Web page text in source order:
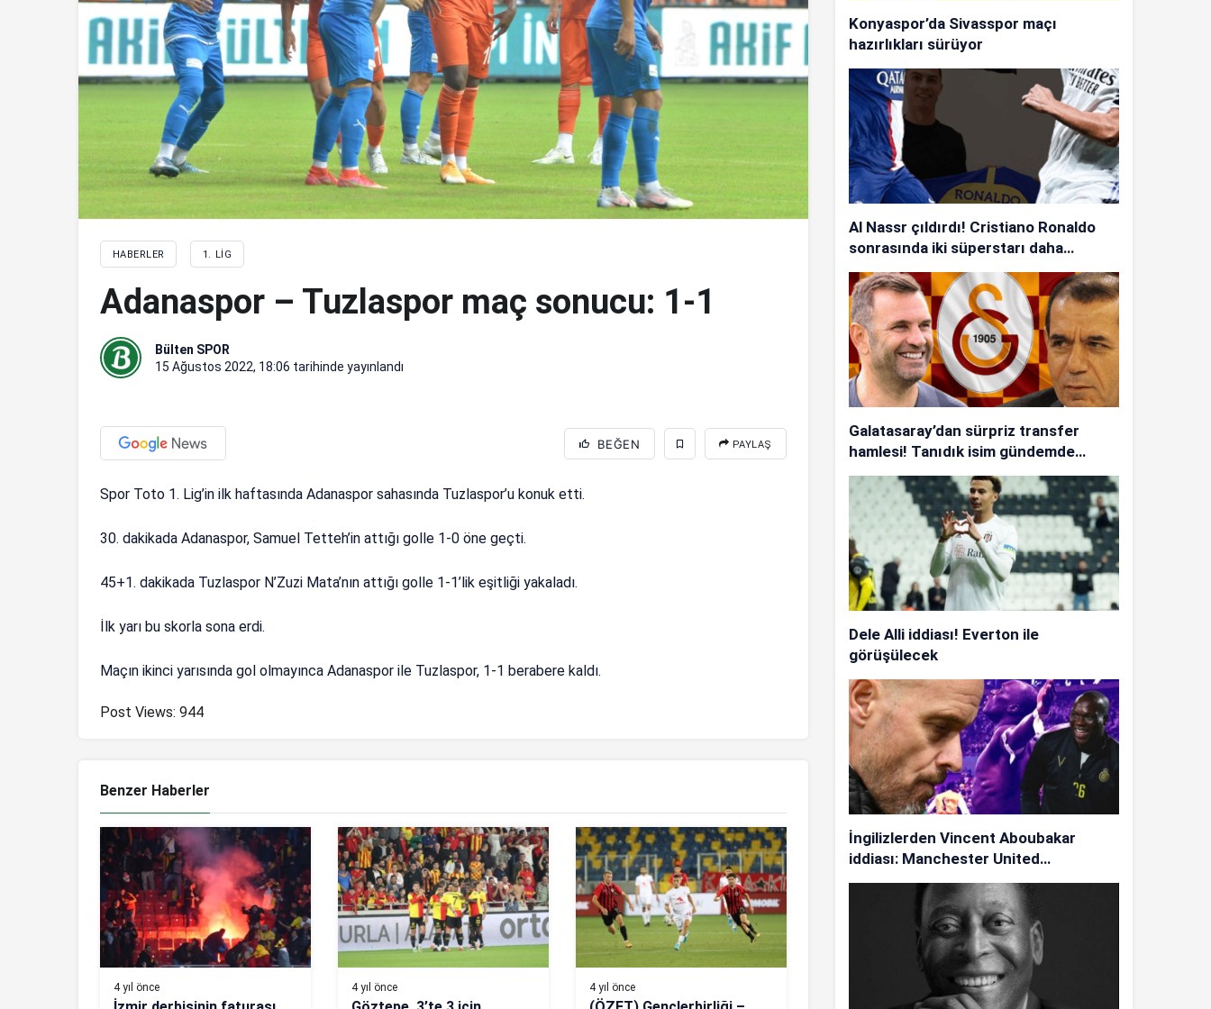
HABERLER 1. LIG
Adanaspor – Tuzlaspor maç sonucu: 1-1
Bülten SPOR
15 Ağustos 2022, 18:06 tarihinde yayınlandı
BEĞEN PAYLAŞ
Spor Toto 1. Lig’in ilk haftasında Adanaspor sahasında Tuzlaspor’u konuk etti.
30. dakikada Adanaspor, Samuel Tetteh’in attığı golle 1-0 öne geçti.
45+1. dakikada Tuzlaspor N’Zuzi Mata’nın attığı golle 1-1’lik eşitliği yakaladı.
İlk yarı bu skorla sona erdi.
Maçın ikinci yarısında gol olmayınca Adanaspor ile Tuzlaspor, 1-1 berabere kaldı.
Post Views: 944
Benzer Haberler
4 yıl önce 4 yıl önce 4 yıl önce
Konyaspor’da Sivasspor maçı
hazırlıkları sürüyor
Al Nassr çıldırdı! Cristiano Ronaldo
sonrasında iki süperstarı daha
istiyorlar…
Galatasaray’dan sürpriz transfer
hamlesi! Tanıdık isim gündemde…
Dele Alli iddiası! Everton ile
görüşülecek
İngilizlerden Vincent Aboubakar
iddiası: Manchester United…